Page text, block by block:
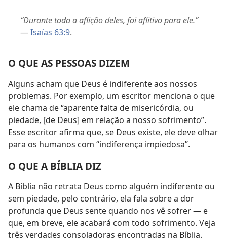
“Durante toda a aflição deles, foi aflitivo para ele.”
—Isaías 63:9.
O QUE AS PESSOAS DIZEM
Alguns acham que Deus é indiferente aos nossos
problemas. Por exemplo, um escritor menciona o que
ele chama de “aparente falta de misericórdia, ou
piedade, [de Deus] em relação a nosso sofrimento”.
Esse escritor afirma que, se Deus existe, ele deve olhar
para os humanos com “indiferença impiedosa”.
O QUE A BÍBLIA DIZ
A Bíblia não retrata Deus como alguém indiferente ou
sem piedade, pelo contrário, ela fala sobre a dor
profunda que Deus sente quando nos vê sofrer — e
que, em breve, ele acabará com todo sofrimento. Veja
três verdades consoladoras encontradas na Bíblia.